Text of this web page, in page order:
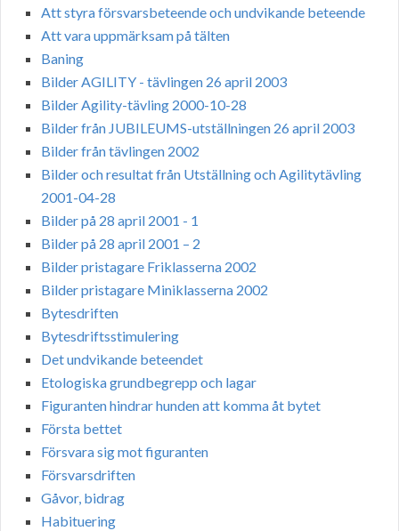
Att styra försvarsbeteende och undvikande beteende
Att vara uppmärksam på tälten
Baning
Bilder AGILITY - tävlingen 26 april 2003
Bilder Agility-tävling 2000-10-28
Bilder från JUBILEUMS-utställningen 26 april 2003
Bilder från tävlingen 2002
Bilder och resultat från Utställning och Agilitytävling
2001-04-28
Bilder på 28 april 2001 - 1
Bilder på 28 april 2001 – 2
Bilder pristagare Friklasserna 2002
Bilder pristagare Miniklasserna 2002
Bytesdriften
Bytesdriftsstimulering
Det undvikande beteendet
Etologiska grundbegrepp och lagar
Figuranten hindrar hunden att komma åt bytet
Första bettet
Försvara sig mot figuranten
Försvarsdriften
Gåvor, bidrag
Habituering